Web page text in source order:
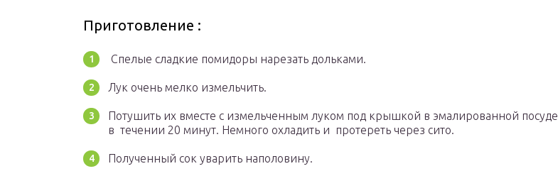
Приготовление :
Спелые сладкие помидоры нарезать дольками.
Лук очень мелко измельчить.
Потушить их вместе с измельченным луком под крышкой в эмалированной посуде
в течении 20 минут. Немного охладить и протереть через сито.
Полученный сок уварить наполовину.